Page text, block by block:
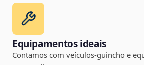
Equipamentos ideais
Contamos com veículos-guincho e